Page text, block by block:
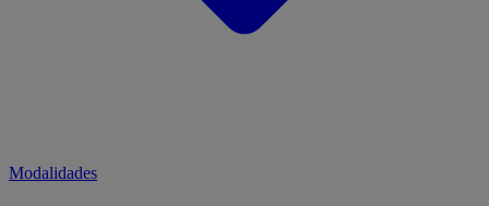
Modalidades